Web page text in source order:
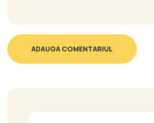
ADAUGA COMENTARIUL